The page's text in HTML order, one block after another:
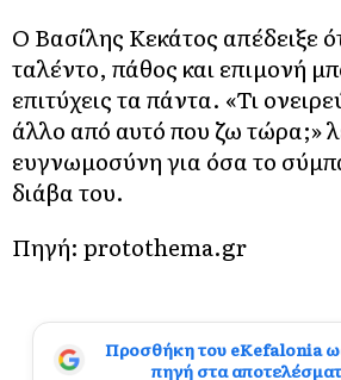
Ο Βασίλης Κεκάτος απέδειξε
ταλέντο, πάθος και επιμονή
επιτύχεις τα πάντα. «Τι
άλλο από αυτό που ζω τώρα;»
ευγνωμοσύνη για όσα το
διάβα του.
Πηγή: protothema.gr
Προσθήκη του eKefalonia
πηγή στα